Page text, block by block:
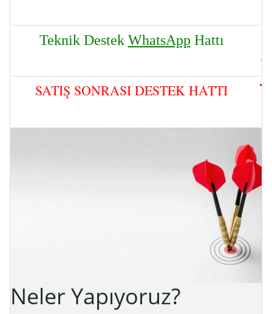
Teknik Destek WhatsApp Hattı
SATIŞ SONRASI DESTEK HATTI
Neler Yapıyoruz?